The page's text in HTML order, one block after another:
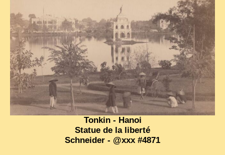
Tonkin - Hanoi
Statue de la liberté
Schneider - @xxx #4871